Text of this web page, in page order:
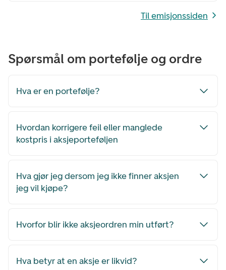
Til emisjonssiden
Spørsmål om portefølje og ordre
Hva er en portefølje?
Hvordan korrigere feil eller manglede
kostpris i aksjeporteføljen
Hva gjør jeg dersom jeg ikke finner aksjen
jeg vil kjøpe?
Hvorfor blir ikke aksjeordren min utført?
Hva betyr at en aksje er likvid?